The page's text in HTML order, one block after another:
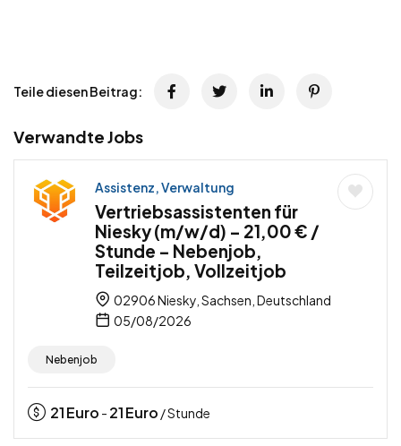
Teile diesen Beitrag:
Verwandte Jobs
Assistenz, Verwaltung
Vertriebsassistenten für
Niesky (m/w/d) – 21,00 € /
Stunde – Nebenjob,
Teilzeitjob, Vollzeitjob
02906 Niesky, Sachsen, Deutschland
05/08/2026
Nebenjob
21Euro - 21Euro / Stunde